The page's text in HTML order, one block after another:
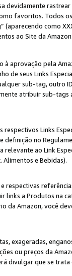
devidamente
favoritos. Todos
(aparecendo como
ao Site da
à aprovação pela
de seus Links
sub-tag,
atribuir sub-
Links
no
ao Link
e Bebidas).
respectivas
links a Produtos na
da Amazon, você
exageradas,
ou preços da
divulgar que se